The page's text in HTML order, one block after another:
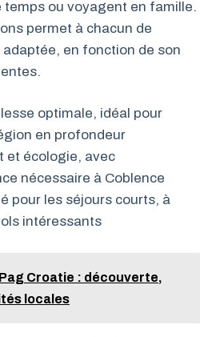
temps ou voyagent en famille.
permet à chacun de
en fonction de son
optimale, idéal pour
en profondeur
et écologie, avec
nécessaire à Coblence
pour les séjours courts, à
intéressants
Croatie : découverte,
locales